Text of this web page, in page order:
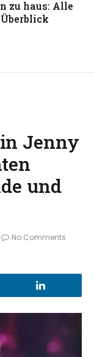
zu haus: Alle
Jenny
und
No Comments